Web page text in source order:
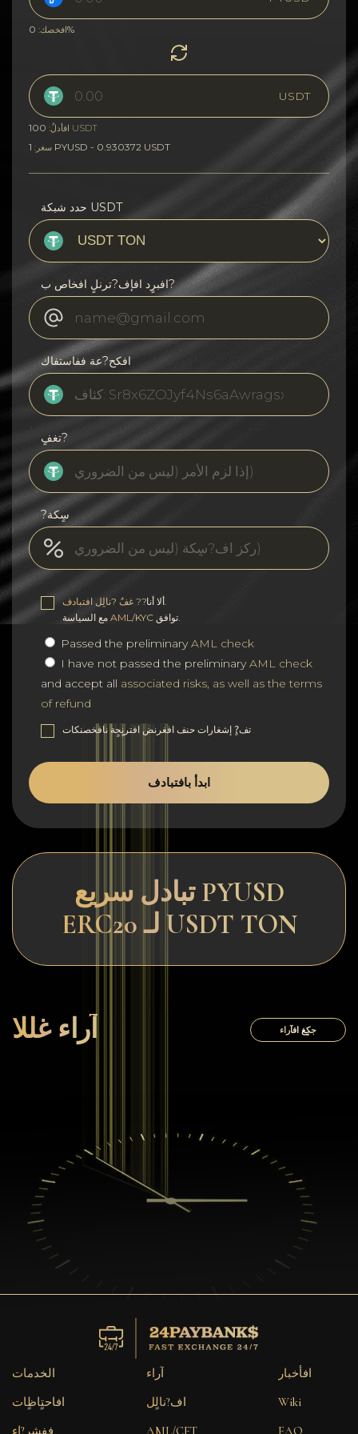
افخصك:0%
USDT
افأدلٌ: 100
USDT
سغر: 1 PYUSD - 0.930372 USDT
حدد شبكة USDT
افبرٍد افإف?ترنلٍ افخاص ب?
افكح?عة ففاستفاك
تغفٍ?
?سٍكة
ألا أنا?? غفٌ ?نالٍل افتبادف
AML/KYC
Passed the preliminaryAML check
I have not passed the preliminaryAML check
and accept all associated risks, as well as the terms
of refund
تف?ٍ إشغارات حنف افغرنض افترنٍجٍة نافخصنكات
ابدأ بافتبادف
تبادل سريع PYUSD
ERC20 لـ USDT TON
آراء غللا جكٍغ افآراء
الخدمات
افاحتٍاظٍات
ففشر?اء
آراء
اف?نالٍل
AML/CFT
افأخبار
Wiki
FAQ